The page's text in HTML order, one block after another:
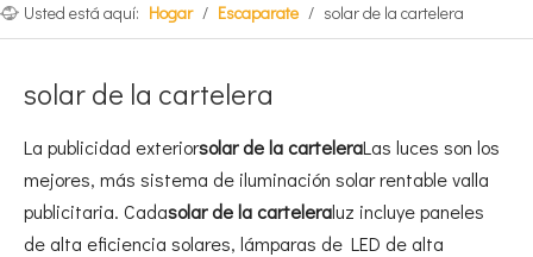
Usted está aquí: Hogar / Escaparate / solar de la cartelera
solar de la cartelera
La publicidad exteriorsolar de la carteleraLas luces son los
mejores, más sistema de iluminación solar rentable valla
publicitaria. Cadasolar de la carteleraluz incluye paneles
de alta eficiencia solares, lámparas de LED de alta